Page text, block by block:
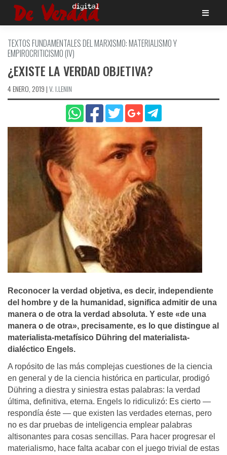
Saltar
TEXTOS FUNDAMENTALES DEL MARXISMO: MATERIALISMO Y
EMPIROCRITICISMO (IV)
¿EXISTE LA VERDAD OBJETIVA?
4 ENERO, 2019 |V. I.LENIN
Reconocer la verdad objetiva, es decir, independiente
del hombre y de la humanidad, significa admitir de una
manera o de otra la verdad absoluta. Y este «de una
manera o de otra», precisamente, es lo que distingue al
materialista-metafí­sico Dühring del materialista-
dialéctico Engels.
A ropósito de las más complejas cuestiones de la ciencia
en general y de la ciencia histórica en particular, prodigó
Dühring a diestra y siniestra estas palabras: la verdad
última, definitiva, eterna. Engels lo ridiculizó: Es cierto —
respondía éste — que existen las verdades eternas, pero
no es dar pruebas de inteligencia emplear palabras
altisonantes para cosas sencillas. Para hacer progresar el
materialismo, hace falta acabar con el juego trivial de estas